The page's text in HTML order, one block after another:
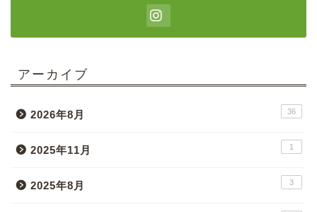
アーカイブ
2026年8月 36
2025年11月 1
2025年8月 3